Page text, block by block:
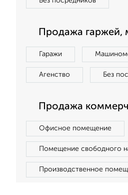
Продажа гаржей,
Гаражи
Агенство Без
Продажа
Офисное помещение
Помещение свободного
Производственное